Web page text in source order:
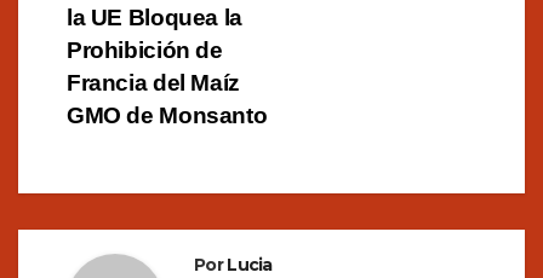
entradas
la UE Bloquea la
Prohibición de
Francia del Maíz
GMO de Monsanto
PorLucia